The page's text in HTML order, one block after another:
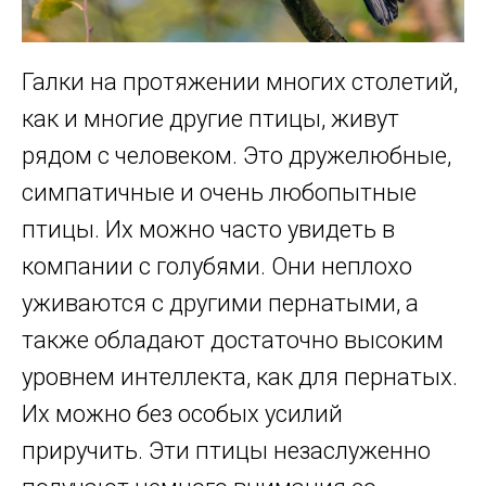
Галки на протяжении многих столетий,
как и многие другие птицы, живут
рядом с человеком. Это дружелюбные,
симпатичные и очень любопытные
птицы. Их можно часто увидеть в
компании с голубями. Они неплохо
уживаются с другими пернатыми, а
также обладают достаточно высоким
уровнем интеллекта, как для пернатых.
Их можно без особых усилий
приручить. Эти птицы незаслуженно